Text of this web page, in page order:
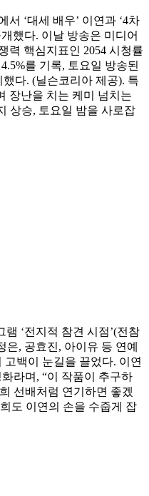
서 ‘대세 배우’ 이연과 ‘4차
했다. 이날 방송은 미디어
력 핵심지표인 2054 시청률
를 기록, 토요일 방송된
다. (닐슨코리아 제공). 특
장난을 치는 케미 넘치는
상승, 토요일 밤을 사로잡
‘전지적 참견 시점’(전참
은, 공효진, 아이유 등 연예
고백이 눈길을 끌었다. 이연
라며, “이 작품이 추구하
선배처럼 연기하면 좋겠
도 이연의 손을 수줍게 잡